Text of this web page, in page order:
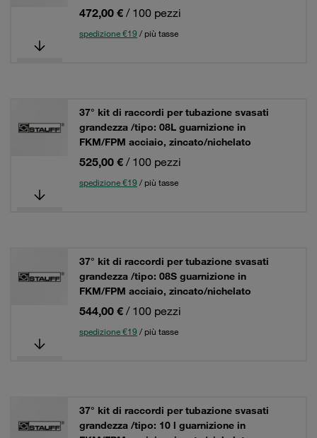
472,00 € / 100 pezzi
spedizione €19 / più tasse
37° kit di raccordi per tubazione svasati
grandezza /tipo: 08L guarnizione in
FKM/FPM acciaio, zincato/nichelato
525,00 € / 100 pezzi
spedizione €19 / più tasse
37° kit di raccordi per tubazione svasati
grandezza /tipo: 08S guarnizione in
FKM/FPM acciaio, zincato/nichelato
544,00 € / 100 pezzi
spedizione €19 / più tasse
37° kit di raccordi per tubazione svasati
grandezza /tipo: 10 l guarnizione in